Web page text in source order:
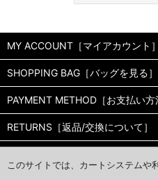
MY ACCOUNT［マイアカウント］
SHOPPING BAG［バッグを見る］
PAYMENT METHOD［お支払い方
RETURNS［返品/交換について］
このサイトでは、カートシステム